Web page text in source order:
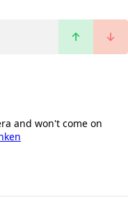
and won't come on